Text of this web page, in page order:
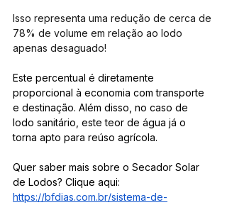
Isso representa uma redução de cerca de
78% de volume em relação ao lodo
apenas desaguado!
Este percentual é diretamente
proporcional à economia com transporte
e destinação. Além disso, no caso de
lodo sanitário, este teor de água já o
torna apto para reúso agrícola.
Quer saber mais sobre o Secador Solar
de Lodos? Clique aqui:
https://bfdias.com.br/sistema-de-